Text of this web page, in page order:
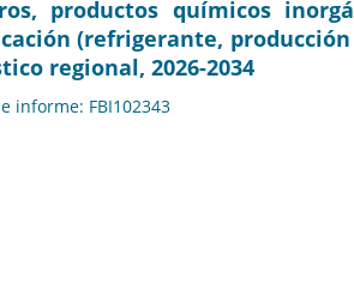
productos químicos
(refrigerante,
regional, 2026-2034
informe: FBI102343